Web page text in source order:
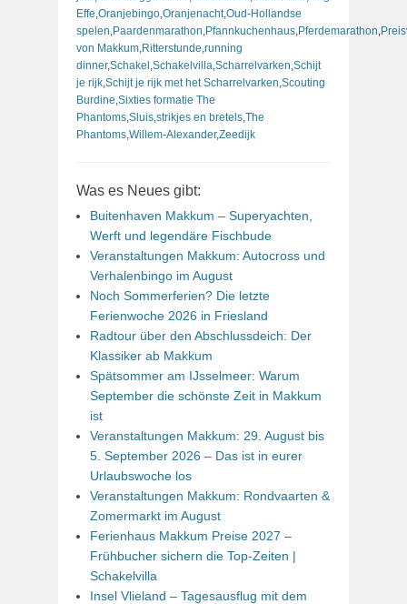
Effe Oranjebingo Oranjenacht,Oud-Hollandse
spelen Paardenmarathon Pfannkuchenhaus Pferdemarathon
von Makkum Ritterstunde running
dinner,Schakel Schakelvilla Scharrelvarken Schijt
je rijk Schijt je rijk met het Scharrelvarken Scouting
Burdine Sixties formatie The
Phantoms Sluis strikjes en bretels The
Phantoms Willem-Alexander,Zeedijk
Was es Neues gibt:
Buitenhaven Makkum – Superyachten,
Werft und legendäre Fischbude
Veranstaltungen Makkum: Autocross und
Verhalenbingo im August
Noch Sommerferien? Die letzte
Ferienwoche 2026 in Friesland
Radtour über den Abschlussdeich: Der
Klassiker ab Makkum
Spätsommer am IJsselmeer: Warum
September die schönste Zeit in Makkum
ist
Veranstaltungen Makkum: 29. August bis
5. September 2026 – Das ist in eurer
Urlaubswoche los
Veranstaltungen Makkum: Rondvaarten &
Zomermarkt im August
Ferienhaus Makkum Preise 2027 –
Frühbucher sichern die Top-Zeiten |
Schakelvilla
Insel Vlieland – Tagesausflug mit dem